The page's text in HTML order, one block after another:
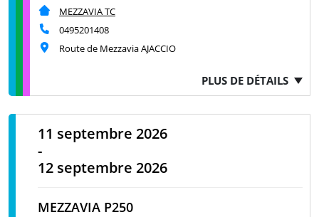
MEZZAVIA TC
0495201408
Route de Mezzavia AJACCIO
PLUS DE DÉTAILS
11 septembre 2026
-
12 septembre 2026
MEZZAVIA P250